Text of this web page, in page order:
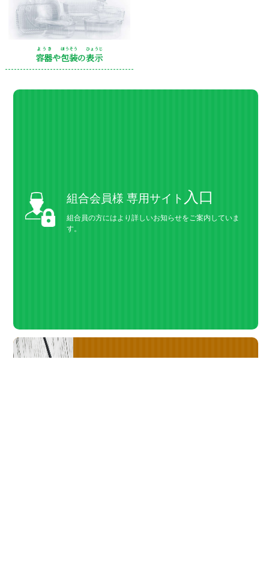
容器
ようき
や包装
ほうそう
の表示
ひょうじ
組合会員様 専用サイト 入口
組合員の方にはより詳しいお知らせをご案内していま
す。